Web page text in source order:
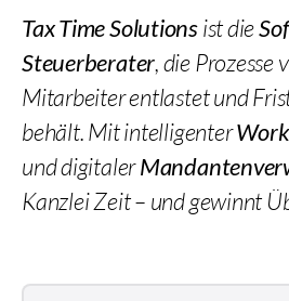
Tax Time Solutionsist die
Steuerberater, die Prozesse
Mitarbeiter entlastet und
behält. Mit intelligenter
und digitaler
Kanzlei Zeit – und gewinnt